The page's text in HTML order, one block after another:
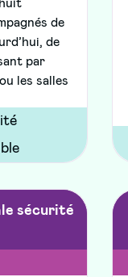
de
de
par
les salles
sécurité